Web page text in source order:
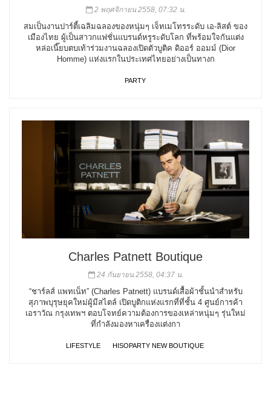
2 พฤศจิกายน 2558, 07:32 น.
สมเป็นงานปาร์ตี้เฉลิมฉลองของหนุ่มๆ เจ็ทเมโทรระดับ เอ-ลิสต์ ของ
เมืองไทย ผู้เป็นสาวกแฟชั่นแบรนด์หรูระดับโลก ที่พร้อมใจกันแต่ง
หล่อเนี๊ยบตบเท้าร่วมงานฉลองเปิดตัวบูติค ดิออร์ ออมม์ (Dior
Homme) แห่งแรกในประเทศไทยอย่างเป็นทางก
PARTY
Charles Patnett Boutique
24 กันยายน 2558, 04:37 น.
“ชาร์ลส์ แพทเน็ท” (Charles Patnett) แบรนด์เสื้อผ้าชั้นนำสำหรับ
สุภาพบุรุษยุคใหม่ผู้มีสไตล์ เปิดบูติกแห่งแรกที่ที่ชั้น 4 ศูนย์การค้า
เอราวัณ กรุงเทพฯ ตอบโจทย์ความต้องการของเหล่าหนุ่มๆ รุ่นใหม่
ที่กำลังมองหาเครื่องแต่งกา
LIFESTYLE HISOPARTY NEW BOUTIQUE